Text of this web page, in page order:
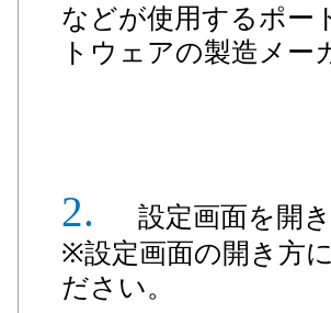
などが使用するポー
トウェアの製造メ
設定画面を開
※設定画面の開き方
ださい。